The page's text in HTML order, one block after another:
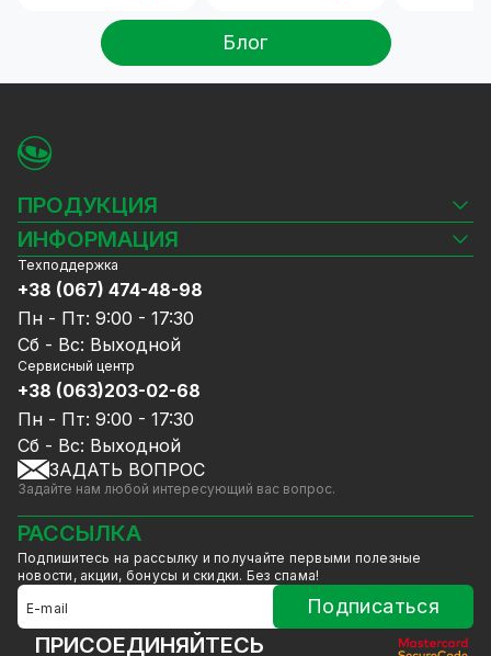
Блог
ПРОДУКЦИЯ
Камеры видеонаблюдения
Видеорегистраторы
Комплекты видеонаблюдения
СКУД
Источники питания
Сетевое оборудование
Ноутбуки и компьютеры
Аксессуары
Акции
Уцененный товар
GreenVision скидки
Мерч от GreenVision
Товары для дома
Товары снятые с производства
ИНФОРМАЦИЯ
Блог
Доставка и оплата
Гарантия и Сервисное обслуживание
Политика конфиденциальности
Договор публичной оферты
Сотрудничество
Услуги
Калькулятор расчёта объёма HDD
Техподдержка
+38 (067) 474-48-98
Пн - Пт: 9:00 - 17:30
Сб - Вс: Выходной
Сервисный центр
+38 (063)203-02-68
Пн - Пт: 9:00 - 17:30
Сб - Вс: Выходной
ЗАДАТЬ ВОПРОС
Задайте нам любой интересующий вас вопрос.
РАССЫЛКА
Подпишитесь на рассылку и получайте первыми полезные
новости, акции, бонусы и скидки. Без спама!
Подписаться
ПРИСОЕДИНЯЙТЕСЬ